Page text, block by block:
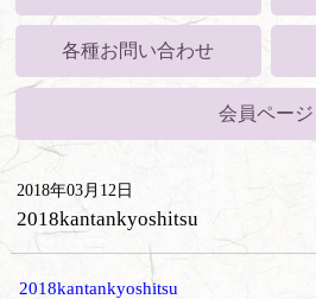
各種お問い合わせ
会員ページ
2018年03月12日
2018kantankyoshitsu
2018kantankyoshitsu